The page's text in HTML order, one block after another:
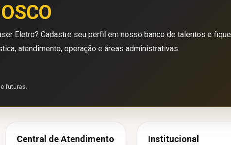
Eletro? Cadastre seu perfil em nosso banco de talentos e fique
atendimento, operação e áreas administrativas.
futuras.
Central de Atendimento Institucional